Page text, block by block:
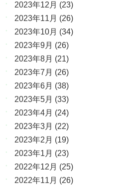
2023年12月 (23)
2023年11月 (26)
2023年10月 (34)
2023年9月 (26)
2023年8月 (21)
2023年7月 (26)
2023年6月 (38)
2023年5月 (33)
2023年4月 (24)
2023年3月 (22)
2023年2月 (19)
2023年1月 (23)
2022年12月 (25)
2022年11月 (26)